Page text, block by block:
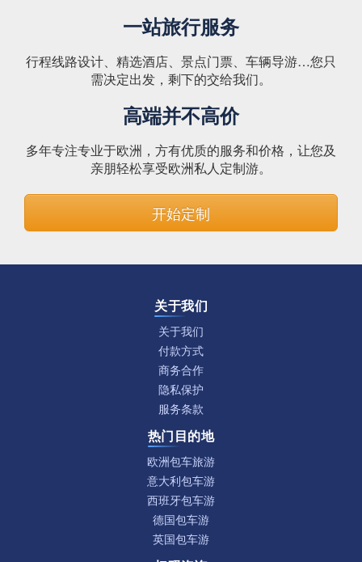
一站旅行服务
行程线路设计、精选酒店、景点门票、车辆导游…您只
需决定出发，剩下的交给我们。
高端并不高价
多年专注专业于欧洲，方有优质的服务和价格，让您及
亲朋轻松享受欧洲私人定制游。
开始定制
关于我们
关于我们
付款方式
商务合作
隐私保护
服务条款
热门目的地
欧洲包车旅游
意大利包车游
西班牙包车游
德国包车游
英国包车游